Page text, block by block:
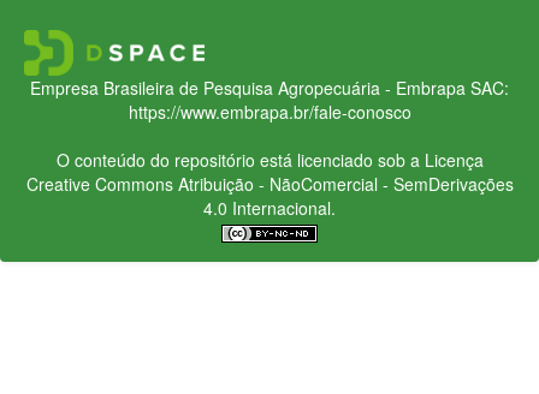
Empresa Brasileira de Pesquisa Agropecuária - Embrapa SAC:
https://www.embrapa.br/fale-conosco
O conteúdo do repositório está licenciado sob a Licença
Creative CommonsAtribuição - NãoComercial - SemDerivações
4.0 Internacional.